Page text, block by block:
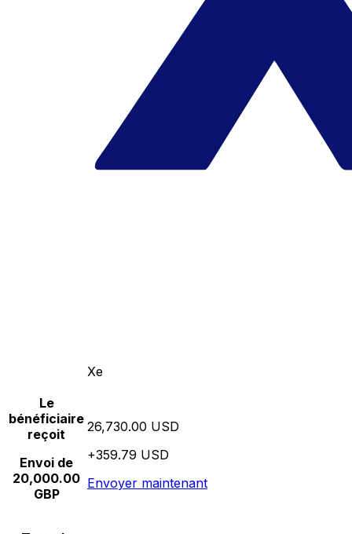
Xe
Le
bénéficiaire
reçoit
Envoi de
20,000.00
GBP
26,730.00 USD
+359.79 USD
Envoyer maintenant